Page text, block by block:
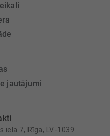
jautājumi
iela 7, Rīga, LV-1039